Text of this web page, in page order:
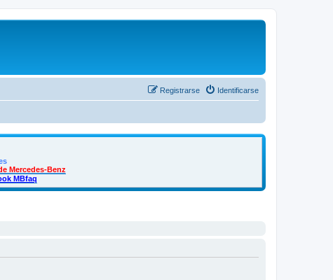
Identificarse
Registrarse
Mercedes-Benz
MBfaq